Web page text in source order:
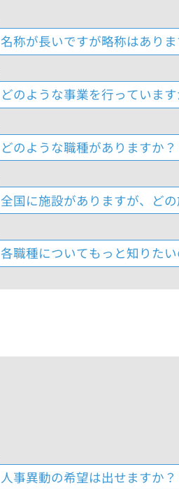
名称が長いですが略称はありま
どのような事業を行っています
どのような職種がありますか？
全国に施設がありますが、ど
各職種についてもっと知りたい
人事異動の希望は出せますか？